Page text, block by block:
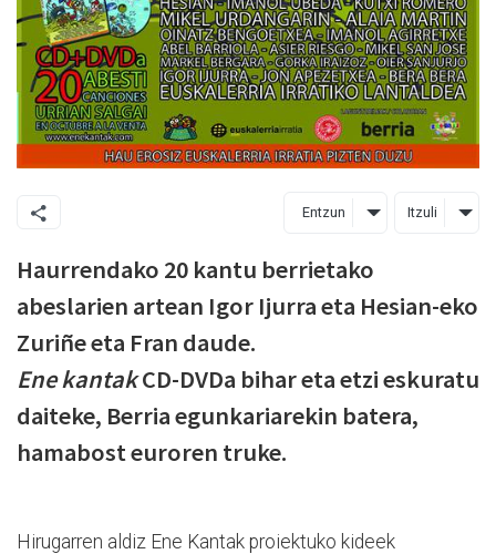
Entzun Itzuli
Haurrendako 20 kantu berrietako
abeslarien artean Igor Ijurra eta Hesian-eko
Zuriñe eta Fran daude.
Ene kantakCD-DVDa bihar eta etzi eskuratu
daiteke, Berria egunkariarekin batera,
hamabost euroren truke.
Hirugarren aldiz Ene Kantak proiektuko kideek